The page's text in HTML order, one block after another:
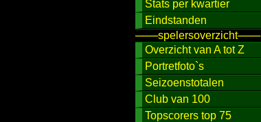
Stats per kwartier
Eindstanden
───spelersoverzicht───
Overzicht van A tot Z
Portretfoto`s
Seizoenstotalen
Club van 100
Topscorers top 75